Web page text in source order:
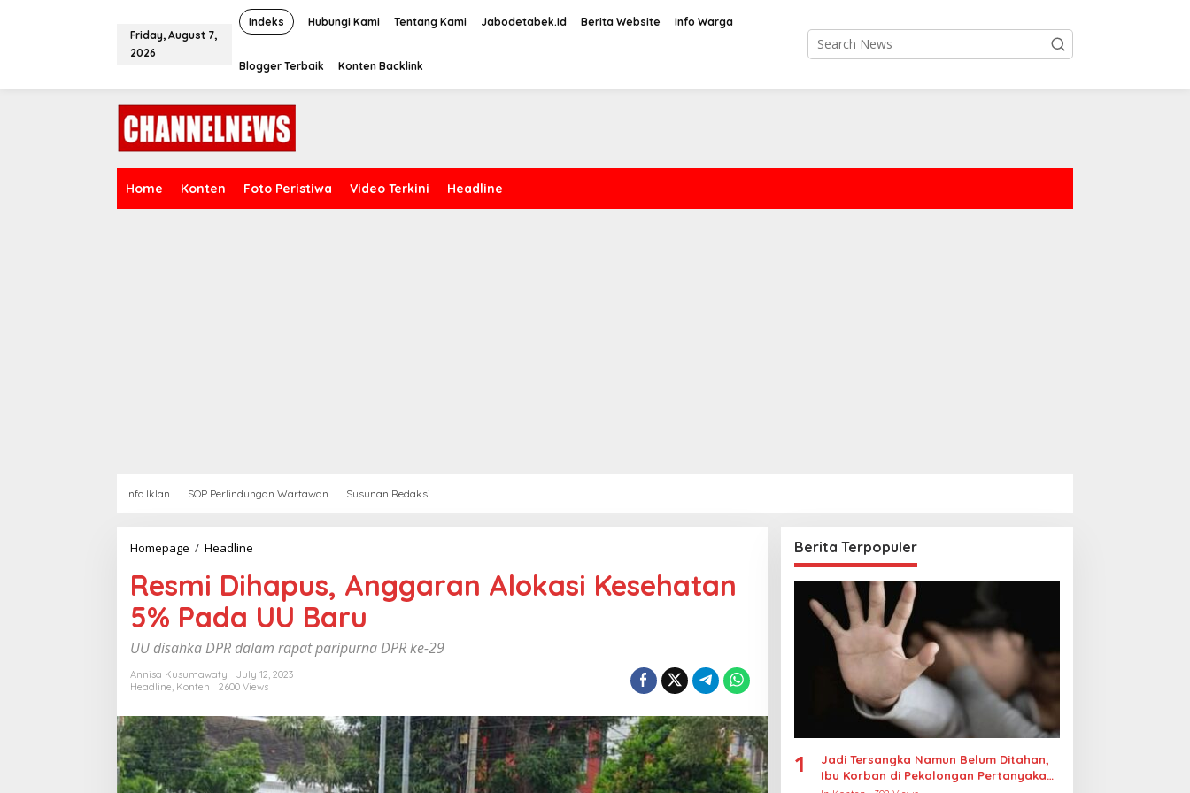
o
Friday, August 7,
2026
Indeks Hubungi Kami Tentang Kami Jabodetabek.Id Berita Website Info Warga
Blogger Terbaik Konten Backlink
Home Konten Foto Peristiwa Video Terkini Headline
Info Iklan SOP Perlindungan Wartawan Susunan Redaksi
Homepage / Headline
s
m
D
i
a
p
s
,
A
n
g
Resmi Dihapus, Anggaran Alokasi Kesehatan
5% Pada UU Baru
UU disahka DPR dalam rapat paripurna DPR ke-29
Annisa Kusumawaty
July 12, 2023
Headline, Konten 2600 Views
Berita Terpopuler
1
Jadi Tersangka Namun Belum Ditahan,
Ibu Korban di Pekalongan Pertanyakan